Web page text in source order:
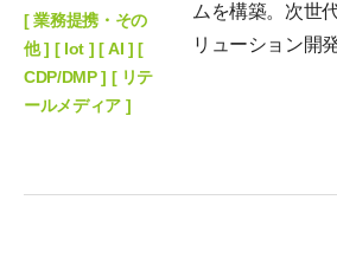
[ 業務提携・その
他 ] [ Iot ] [ AI ] [
CDP/DMP ] [ リテ
ールメディア ]
ムを構築。次世
リューション開